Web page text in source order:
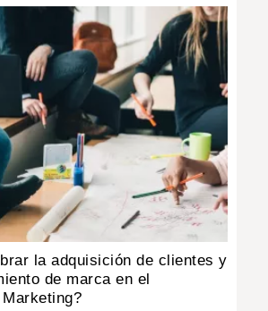
la adquisición de clientes y
de marca en el